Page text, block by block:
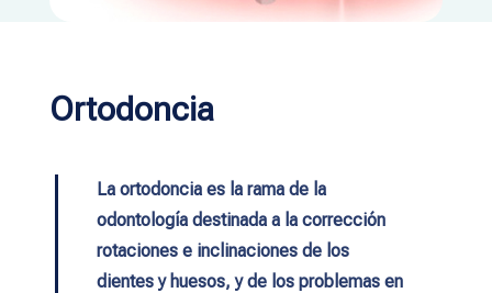
Ortodoncia
La ortodoncia es la rama de la
odontología destinada a la corrección
rotaciones e inclinaciones de los
dientes y huesos, y de los problemas en